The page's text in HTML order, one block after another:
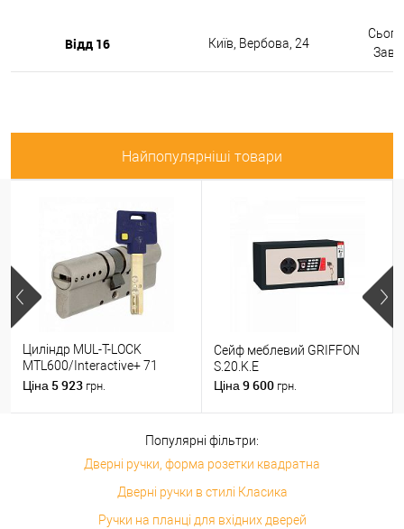
Відд 16 Київ, Вербова, 24
Найпопулярніші товари
Циліндр MUL-T-LOCK
MTL600/Interactive+ 71
(31*40) нікель сатин
Ціна 5 923 грн.
Сейф меблевий GRIFFON
S.20.K.E
Ціна 9 600 грн.
Популярні фільтри:
Дверні ручки, форма розетки квадратна
Дверні ручки в стилі Класика
Ручки на планці для вхідних дверей